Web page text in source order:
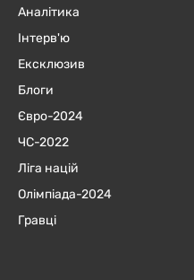
Аналітика
Інтерв'ю
Ексклюзив
Блоги
Євро-2024
ЧC-2022
Ліга націй
Олімпіада-2024
Гравці